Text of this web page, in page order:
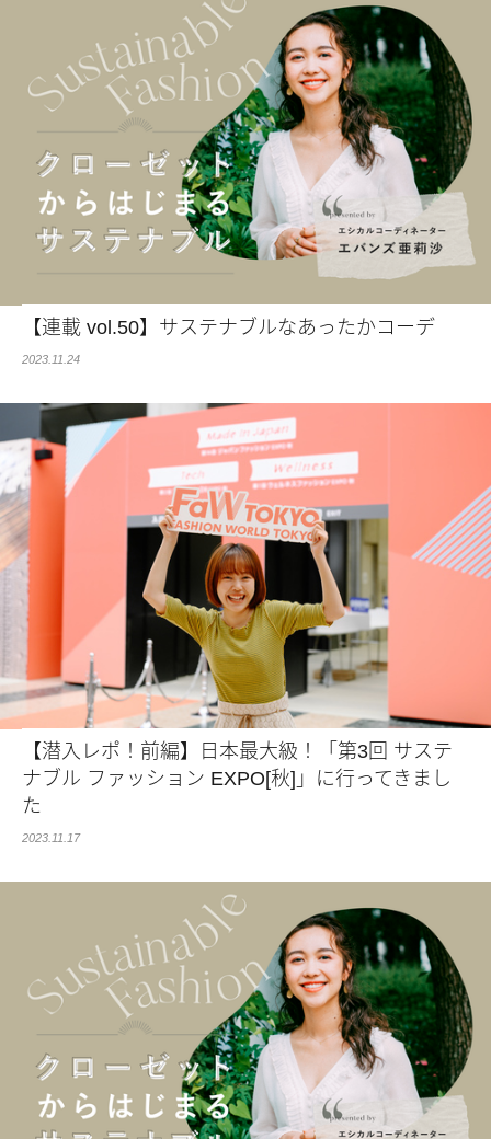
【連載 vol.50】サステナブルなあったかコーデ
2023.11.24
【潜入レポ！前編】日本最大級！「第3回 サステ
ナブル ファッション EXPO[秋]」に行ってきまし
た
2023.11.17